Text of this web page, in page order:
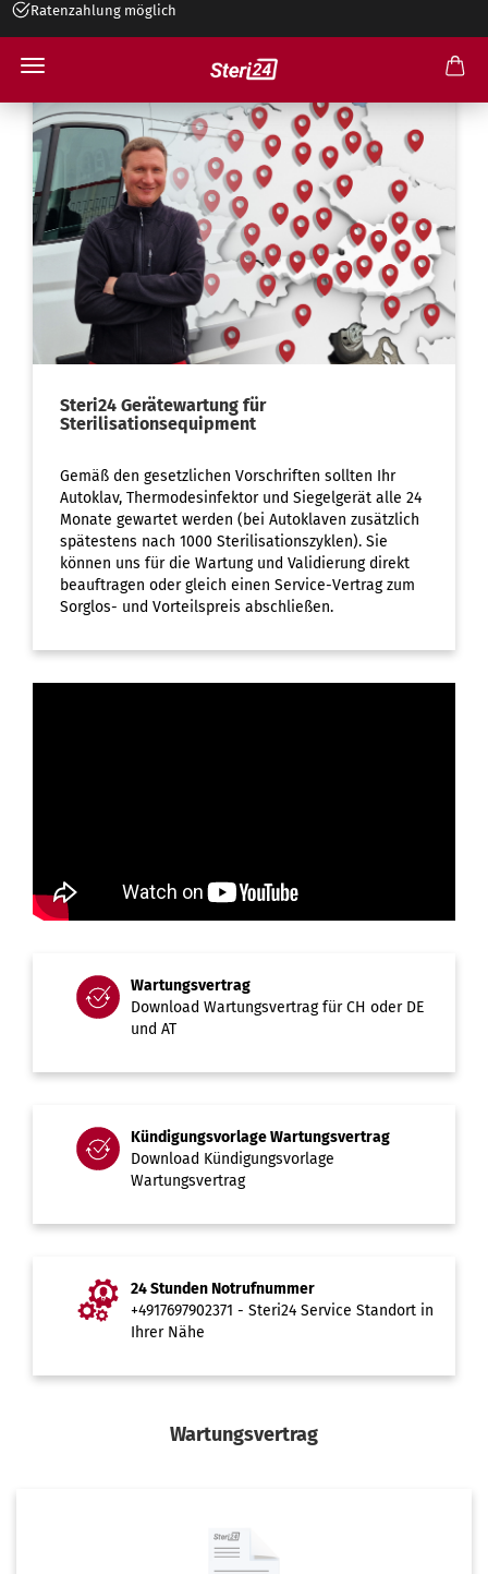
Ratenzahlung möglich
Steri24 Gerätewartung für
Sterilisationsequipment
Gemäß den gesetzlichen Vorschriften sollten Ihr
Autoklav, Thermodesinfektor und Siegelgerät alle 24
Monate gewartet werden (bei Autoklaven zusätzlich
spätestens nach 1000 Sterilisationszyklen). Sie
können uns für die Wartung und Validierung direkt
beauftragen oder gleich einen Service-Vertrag zum
Sorglos- und Vorteilspreis abschließen.
Wartungsvertrag
Download Wartungsvertrag fürCH oder DE
und AT
Kündigungsvorlage Wartungsvertrag
Download Kündigungsvorlage
Wartungsvertrag
24 Stunden Notrufnummer
+4917697902371 - Steri24 Service Standort in
Ihrer Nähe
Wartungsvertrag